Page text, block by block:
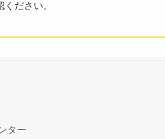
ください。
ター